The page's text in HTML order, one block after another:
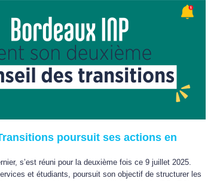
poursuit ses actions en
s’est réuni pour la deuxième fois ce 9 juillet 2025.
et étudiants, poursuit son objectif de structurer les